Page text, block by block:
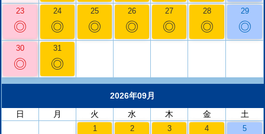
23
◎
24
◎
25
◎
26
◎
27
◎
28
◎
29
◎
30
◎
31
◎
2026年09月
日
月 火 水 木 金 土
1 2 3 4 5